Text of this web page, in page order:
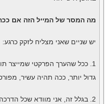
מה המסר של המייל הזה אם
יש שניים שאני מצליח לזקק כרגע:
1. ככל שהערך הפרקטי שמייצר תוצאות מידיות שתיתן
גדול יותר, ככה תהיה עשיר,
2. בגלל זה, אני מוודא שכל הדרכה לייב, כל כנס או וורקשופ